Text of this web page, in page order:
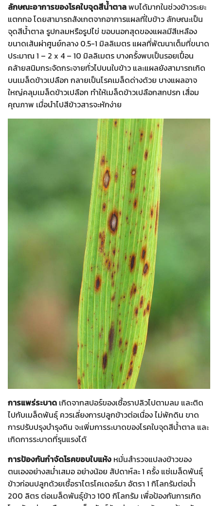
ลักษณะอาการของโรคใบจุดสีน้ำตาลพบได้มากในช่วงข้าวระยะ
แตกกอ โดยสามารถสังเกตจากอาการแผลที่ใบข้าว ลักษณะเป็น
จุดสีน้ำตาล รูปกลมหรือรูปไข่ ขอบนอกสุดของแผลมีสีเหลือง
ขนาดเส้นผ่าศูนย์กลาง 0.5-1 มิลลิเมตร แผลที่พัฒนาเต็มที่ขนาด
ประมาณ 1 – 2 x 4 – 10 มิลลิเมตร บางครั้งพบเป็นรอยเปื้อน
คล้ายสนิมกระจัดกระจายทั่วไปบนใบข้าว และแผลยังสามารถเกิด
บนเมล็ดข้าวเปลือก กลายเป็นโรคเมล็ดด่างด้วย บางแผลอาจ
ใหญ่คลุมเมล็ดข้าวเปลือก ทำให้เมล็ดข้าวเปลือกสกปรก เสื่อม
คุณภาพ เมื่อนำไปสีข้าวสารจะหักง่าย
การแพร่ระบาด เกิดจากสปอร์ของเชื้อราปลิวไปตามลม และติด
ไปกับเมล็ดพันธุ์ ควรเลี่ยงการปลูกข้าวต่อเนื่อง ไม่พักดิน ขาด
การปรับปรุงบำรุงดิน จะเพิ่มการระบาดของโรคใบจุดสีน้ำตาล และ
เกิดการระบาดที่รุนแรงได้
การป้องกันกำจัดโรคขอบใบแห้ง หมั่นสำรวจแปลงข้าวของ
ตนเองอย่างสม่ำเสมอ อย่างน้อย สัปดาห์ละ 1 ครั้ง แช่เมล็ดพันธุ์
ข้าวก่อนปลูกด้วยเชื้อราไตรโคเดอร์มา อัตรา 1 กิโลกรัมต่อน้ำ
200 ลิตร ต่อเมล็ดพันธุ์ข้าว 100 กิโลกรัม เพื่อป้องกันการเกิด